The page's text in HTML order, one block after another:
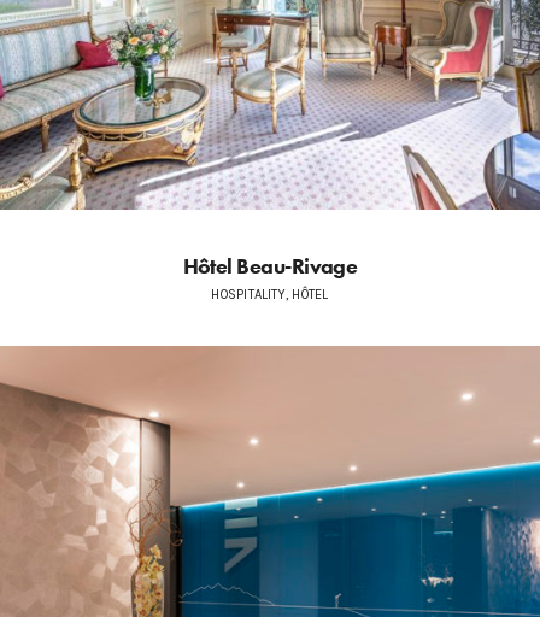
Hôtel Beau-Rivage
HOSPITALITY, HÔTEL